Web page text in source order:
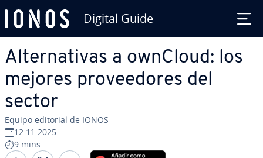
Digital Guide
Al­te­r­na­ti­vas a ownCloud: los
mejores pro­vee­do­res del
sector
Equipo editorial de IONOS
12.11.2025
9 mins